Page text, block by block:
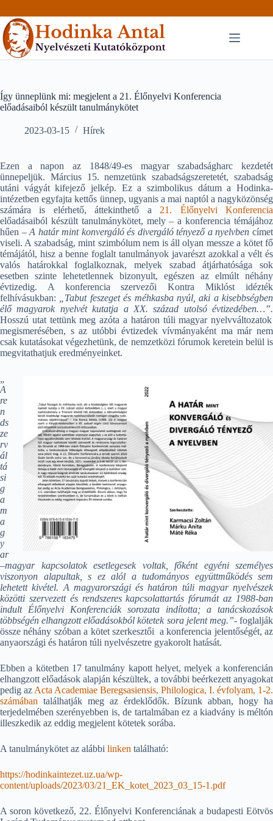
to
content
Így ünneplünk mi: megjelent a 21. Élőnyelvi Konferencia
előadásaiból készült tanulmánykötet
2023-03-15 Hírek
Ezen a napon az 1848/49-es magyar szabadságharc kezdetét
ünnepeljük. Március 15. nemzetünk szabadságszeretetét, szabadság
utáni vágyát kifejező jelkép. Ez a szimbolikus dátum a Hodinka-
intézetben egyfajta kettős ünnep, ugyanis a mai naptól a nagyközönség
számára is elérhető, áttekinthető a 21. Élőnyelvi Konferencia
előadásaiból készült tanulmánykötet, mely – a konferencia témájához
hűen –A határ mint konvergáló és divergáló tényező a nyelvbencímet
viseli. A szabadság, mint szimbólum nem is áll olyan messze a kötet fő
témájától, hisz a benne foglalt tanulmányok javarészt azokkal a vélt és
valós határokkal foglalkoznak, melyek szabad átjárhatósága sok
esetben szinte lehetetlennek bizonyult, egészen az elmúlt néhány
évtizedig. A konferencia szervezői Kontra Miklóst idézték
felhívásukban:
„Tabut feszeget és méhkasba nyúl, aki a kisebbségben
élő magyarok nyelvét kutatja a XX. század utolsó évtizedében…”.
Hosszú utat tettünk meg azóta a határon túli magyar nyelvváltozatok
megismerésében, s az utóbbi évtizedek vívmányaként ma már nem
csak kutatásokat végezhetünk, de nemzetközi fórumok keretein belül is
megvitathatjuk eredményeinket.
A
re
n
ds
ze
rv
ál
tá
si
g
a
m
a
g
y
ar
–magyar kapcsolatok esetlegesek voltak, főként egyéni személyes
viszonyon alapultak, s ez alól a tudományos együttműködés sem
lehetett kivétel. A magyarországi és határon túli magyar nyelvészek
közötti szervezett és rendszeres kapcsolattartás fórumát az 1988-ban
indult Élőnyelvi Konferenciák sorozata indította; a tanácskozások
többségén elhangzott előadásokból kötetek sora jelent meg.”- foglalják
össze néhány szóban a kötet szerkesztői a konferencia jelentőségét, az
anyaországi és határon túli nyelvészetre gyakorolt hatását.
Ebben a kötetben 17 tanulmány kapott helyet, melyek a konferencián
elhangzott előadások alapján készültek, a további beérkezett anyagokat
pedig az Acta Academiae Beregsasiensis, Philologica, I. évfolyam, 1-2.
számában találhatják meg az érdeklődők. Bízunk abban, hogy ha
terjedelmében szerényebben is, de tartalmában ez a kiadvány is méltón
illeszkedik az eddig megjelent kötetek sorába.
A tanulmánykötet az alábbi linken található:
https://hodinkaintezet.uz.ua/wp-
content/uploads/2023/03/21_EK_kotet_2023_03_15-1.pdf
A soron következő, 22. Élőnyelvi Konferenciának a budapesti Eötvös